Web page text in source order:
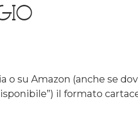
o su Amazon (anche se
il formato